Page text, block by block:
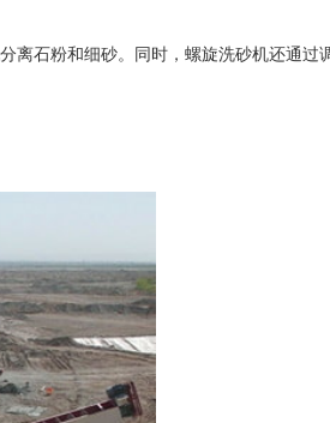
石粉和细砂。同时，螺旋洗砂机还通过